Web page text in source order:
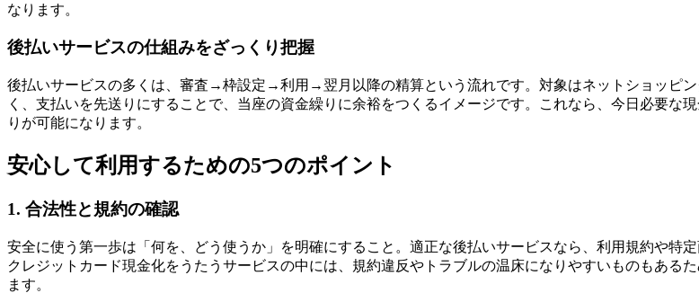
なります。
後払いサービスの仕組みをざっくり把握
後払いサービスの多くは、審査→枠設定→利用→翌月以降の精算という流れです。対象はネットショッピ
く、支払いを先送りにすることで、当座の資金繰りに余裕をつくるイメージです。これなら、今日必要な
りが可能になります。
安心して利用するための5つのポイント
1. 合法性と規約の確認
安全に使う第一歩は「何を、どう使うか」を明確にすること。適正な後払いサービスなら、利用規約や特
クレジットカード現金化をうたうサービスの中には、規約違反やトラブルの温床になりやすいものもある
ます。